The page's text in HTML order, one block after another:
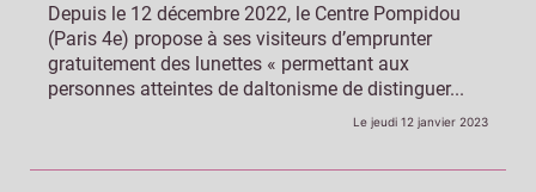
Depuis le 12 décembre 2022, le Centre Pompidou
(Paris 4e) propose à ses visiteurs d’emprunter
gratuitement des lunettes « permettant aux
personnes atteintes de daltonisme de distinguer...
Le jeudi 12 janvier 2023